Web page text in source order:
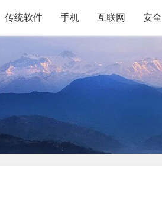
传统软件 手机 互联网 安全